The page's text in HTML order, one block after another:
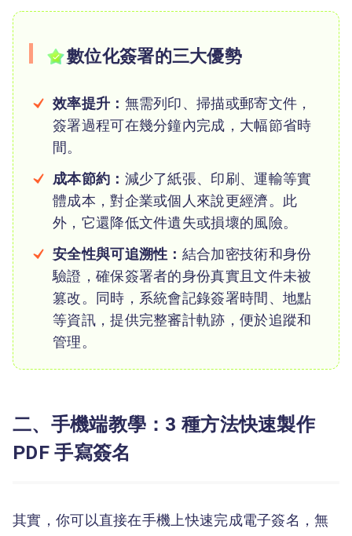
數位化簽署的三大優勢
效率提升： 無需列印、掃描或郵寄文件，
簽署過程可在幾分鐘內完成，大幅節省時
間。
成本節約： 減少了紙張、印刷、運輸等實
體成本，對企業或個人來說更經濟。此
外，它還降低文件遺失或損壞的風險。
安全性與可追溯性： 結合加密技術和身份
驗證，確保簽署者的身份真實且文件未被
篡改。同時，系統會記錄簽署時間、地點
等資訊，提供完整審計軌跡，便於追蹤和
管理。
二、手機端教學：3 種方法快速製作
PDF 手寫簽名
其實，你可以直接在手機上快速完成電子簽名，無